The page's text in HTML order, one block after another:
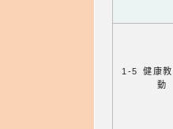
1-5 健康教
動